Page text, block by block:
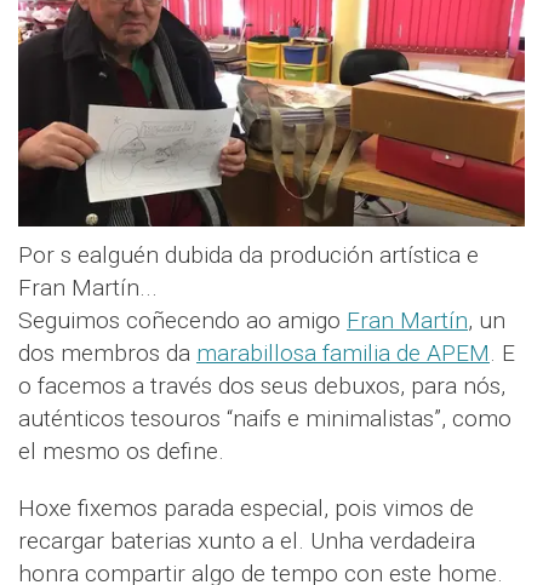
Por s ealguén dubida da produción artística e
Fran Martín...
Seguimos coñecendo ao amigo Fran Martín, un
dos membros da marabillosa familia de APEM. E
o facemos a través dos seus debuxos, para nós,
auténticos tesouros “naifs e minimalistas”, como
el mesmo os define.
Hoxe fixemos parada especial, pois vimos de
recargar baterias xunto a el. Unha verdadeira
honra compartir algo de tempo con este home.